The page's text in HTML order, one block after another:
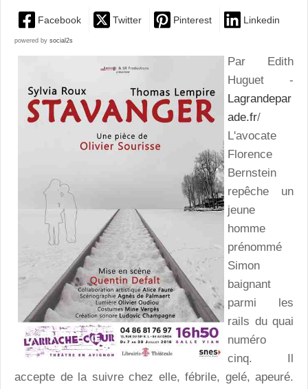
Facebook Twitter Pinterest Linkedin
powered by social2s
Par Edith
Huguet -
Lagrandepar
ade.fr/
L'avocate
Florence
Bernstein
repêche un
jeune
homme
prénommé
Simon
baignant
parmi les
rails du quai
numéro
cinq. Il
accepte de la suivre chez elle, fébrile, gelé, apeuré.